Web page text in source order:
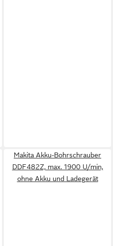
Makita Akku-Bohrschrauber
DDF482Z, max. 1900 U/min,
ohne Akku und Ladegerät